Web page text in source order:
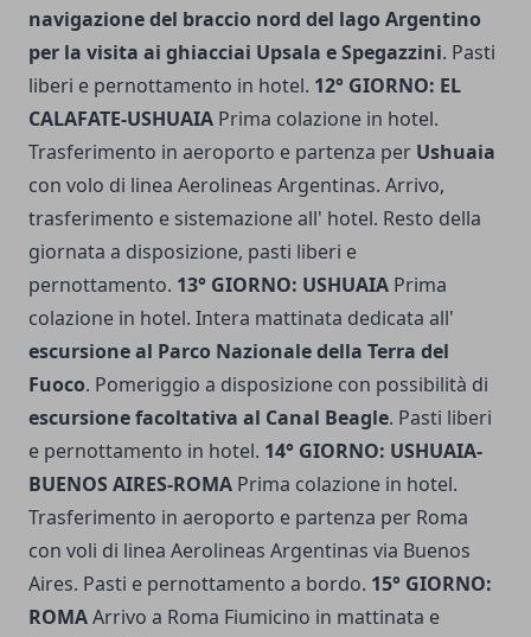
navigazione del braccio nord del lago Argentino
per la visita ai ghiacciai Upsala e Spegazzini. Pasti
liberi e pernottamento in hotel. 12° GIORNO: EL
CALAFATE-USHUAIA Prima colazione in hotel.
Trasferimento in aeroporto e partenza per Ushuaia
con volo di linea Aerolineas Argentinas. Arrivo,
trasferimento e sistemazione all' hotel. Resto della
giornata a disposizione, pasti liberi e
pernottamento. 13° GIORNO: USHUAIA Prima
colazione in hotel. Intera mattinata dedicata all'
escursione al Parco Nazionale della Terra del
Fuoco. Pomeriggio a disposizione con possibilità di
escursione facoltativa al Canal Beagle. Pasti liberi
e pernottamento in hotel. 14° GIORNO: USHUAIA-
BUENOS AIRES-ROMA Prima colazione in hotel.
Trasferimento in aeroporto e partenza per Roma
con voli di linea Aerolineas Argentinas via Buenos
Aires. Pasti e pernottamento a bordo. 15° GIORNO:
ROMAArrivo a Roma Fiumicino in mattinata e